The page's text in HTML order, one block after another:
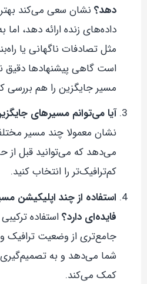
دهد؟ نشان سعی می‌کند
داده‌های زنده ارائه دهد،
مثل تصادفات ناگهانی یا
است گاهی پیشنهادها دقیق
مسیر جایگزین را هم بررسی
آیا می‌توانم مسیرهای
نشان معمولا چند مسیر
می‌دهد که می‌توانید قبل از
کم‌ترافیک‌تر را انتخاب کنید.
استفاده از چند اپلیکیشن
فایده‌ای دارد؟استفاده
جامع‌تری از وضعیت ترافیک
شما می‌دهد و به تصمیم‌گیری
کمک می‌کند.